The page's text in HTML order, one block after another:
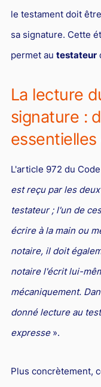
Responsabilité civile
Banque et
Droit bancaire
Droit de la
Droit du sport
le testament doit
sa signature. Cette
permet au testateur
La lecture
signature :
essentielles
L'article 972 du
est reçu par les
testateur ; l'un de
écrire à la main ou
notaire, il doit
notaire l'écrit lui-
mécaniquement.
donné lecture au
expresse».
Plus concrètement,